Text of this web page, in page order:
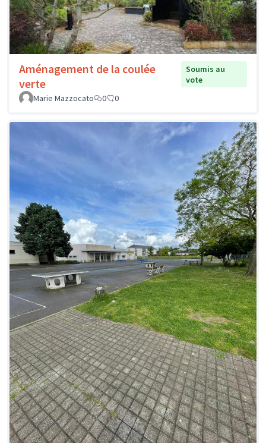
Aménagement de la coulée
verte
Soumis au
vote
Marie Mazzocato
0 0